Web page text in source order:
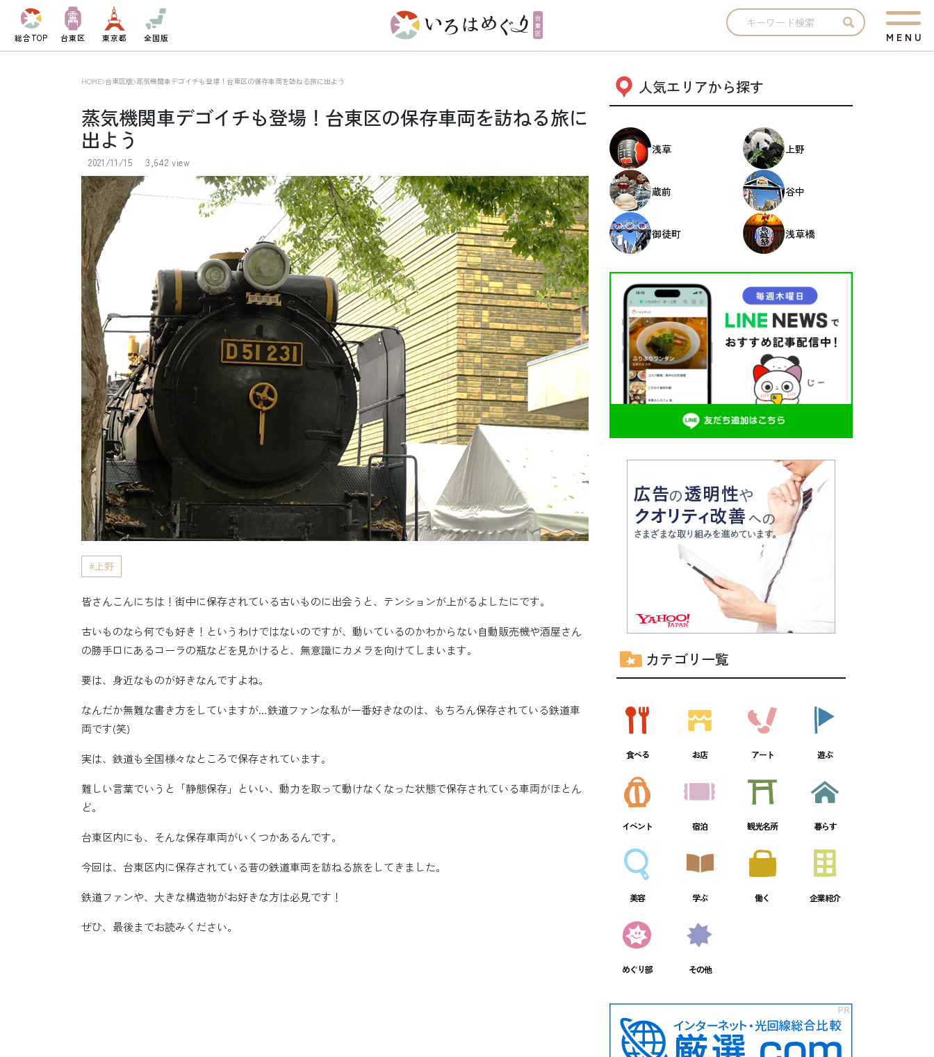
総合TOP 台東区 東京都 全国版 M E N U
HOME 台東区版 蒸気機関車デゴイチも登場！台東区の保存車両を訪ねる旅に出よう
蒸気機関車デゴイチも登場！台東区の保存車両を訪ねる旅に
出よう
2021/11/15 3,642 view
上野
皆さんこんにちは！街中に保存されている古いものに出会うと、テンションが上がるよしたにです。
古いものなら何でも好き！というわけではないのですが、動いているのかわからない自動販売機や酒屋さん
の勝手口にあるコーラの瓶などを見かけると、無意識にカメラを向けてしまいます。
要は、身近なものが好きなんですよね。
なんだか無難な書き方をしていますが…鉄道ファンな私が一番好きなのは、もちろん保存されている鉄道車
両です(笑)
実は、鉄道も全国様々なところで保存されています。
難しい言葉でいうと「静態保存」といい、動力を取って動けなくなった状態で保存されている車両がほとん
ど。
台東区内にも、そんな保存車両がいくつかあるんです。
今回は、台東区内に保存されている昔の鉄道車両を訪ねる旅をしてきました。
鉄道ファンや、大きな構造物がお好きな方は必見です！
ぜひ、最後までお読みください。
人気エリアから探す
浅草 上野
蔵前 谷中
御徒町 浅草橋
カテゴリ一覧
食べる お店 アート 遊ぶ
イベント 宿泊 観光名所 暮らす
美容 学ぶ 働く 企業紹介
めぐり部 その他